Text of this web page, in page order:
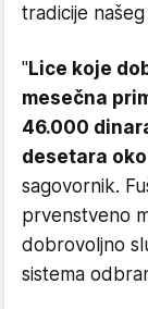
tradicije
"Lice koje
mesečna
46.000
desetara
sagovornik.
prvenstveno
dobrovoljno
sistema